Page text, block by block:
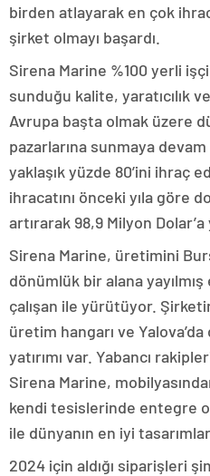
birden atlayarak en çok
şirket olmayı başardı.
Sirena Marine %100 yerli
sunduğu kalite, yaratıcılık
Avrupa başta olmak üzere
pazarlarına sunmaya
yaklaşık yüzde 80’ini ihraç
ihracatını önceki yıla göre
artırarak 98,9 Milyon
Sirena Marine, üretimini
dönümlük bir alana
çalışan ile yürütüyor.
üretim hangarı ve
yatırımı var. Yabancı
Sirena Marine,
kendi tesislerinde entegre
ile dünyanın en iyi
2024 için aldığı siparişleri